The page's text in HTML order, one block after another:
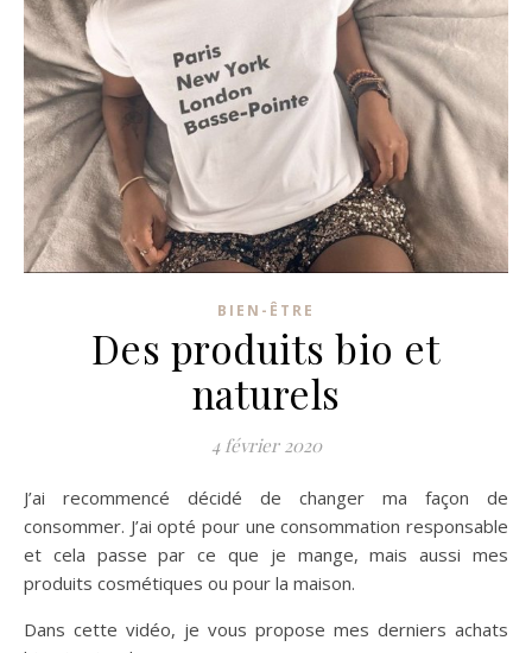
BIEN-ÊTRE
Des produits bio et
naturels
4 février 2020
J’ai recommencé décidé de changer ma façon de
consommer. J’ai opté pour une consommation responsable
et cela passe par ce que je mange, mais aussi mes
produits cosmétiques ou pour la maison.
Dans cette vidéo, je vous propose mes derniers achats